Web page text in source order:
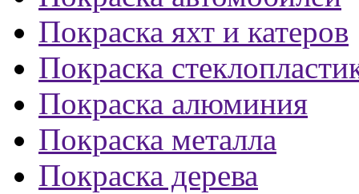
Покраска яхт и катеров
Покраска
Покраска алюминия
Покраска металла
Покраска дерева